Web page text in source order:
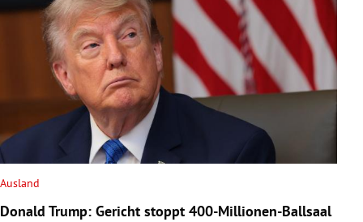
Ausland
Donald Trump: Gericht stoppt 400-Millionen-Ballsaal